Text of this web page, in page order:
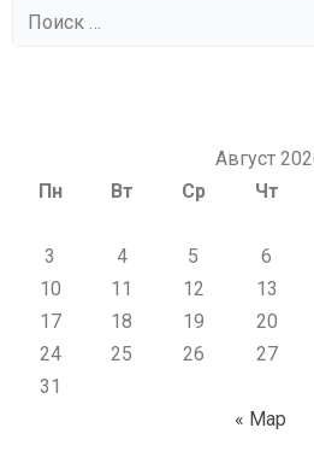
Найти:
Август
Пн
Вт Ср Чт
3
4 5 6
10
11 12 13
17
18 19 20
24
25 26 27
31
« Мар